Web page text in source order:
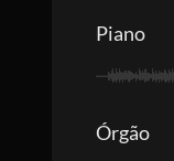
Piano
Órgão